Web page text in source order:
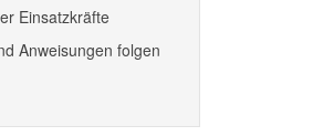
Einsatzkräfte
Anweisungen folgen